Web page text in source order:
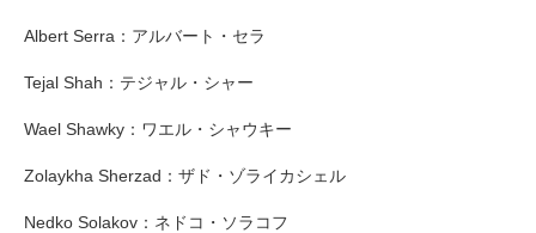
Albert Serra：アルバート・セラ
Tejal Shah：テジャル・シャー
Wael Shawky：ワエル・シャウキー
Zolaykha Sherzad：ザド・ゾライカシェル
Nedko Solakov：ネドコ・ソラコフ